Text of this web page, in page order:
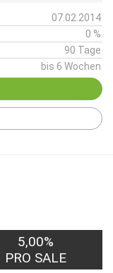
07.02.2014
0 %
90 Tage
bis 6 Wochen
5,00%
PRO SALE